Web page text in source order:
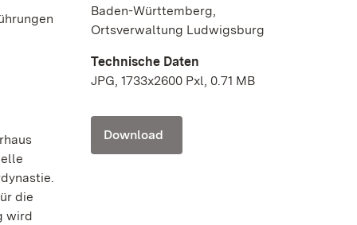
die
wird
Baden-Württemberg,
Ortsverwaltung Ludwigsburg
Technische Daten
JPG, 1733x2600 Pxl, 0.71 MB
Download